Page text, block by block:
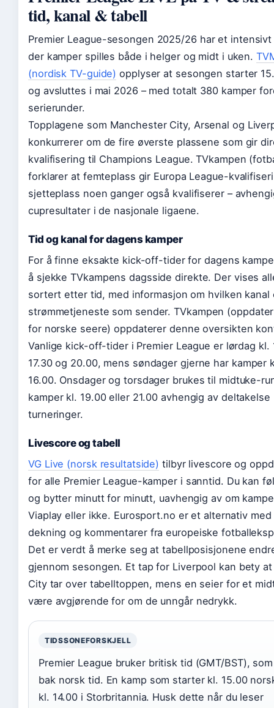
tid, kanal & tabell
Premier League-sesongen 2025/26 har et intensivt
der kamper spilles både i helger og midt i uken.
(nordisk TV-guide) opplyser at sesongen starter
og avsluttes i mai 2026 – med totalt 380 kamper
serierunder.
Topplagene som Manchester City, Arsenal og
konkurrerer om de fire øverste plassene som gir
kvalifisering til Champions League. TVkampen
forklarer at femteplass gir Europa League-
sjetteplass noen ganger også kvalifiserer –
cupresultater i de nasjonale ligaene.
Tid og kanal for dagens kamper
For å finne eksakte kick-off-tider for dagens
å sjekke TVkampens dagsside direkte. Der vises
sortert etter tid, med informasjon om hvilken kanal
strømmetjeneste som sender. TVkampen
for norske seere) oppdaterer denne oversikten
Vanlige kick-off-tider i Premier League er lørdag kl.
17.30 og 20.00, mens søndager gjerne har kamper
16.00. Onsdager og torsdager brukes til midtuke-
kamper kl. 19.00 eller 21.00 avhengig av
turneringer.
Livescore og tabell
VG Live (norsk resultatside) tilbyr livescore og
for alle Premier League-kamper i sanntid. Du kan
og bytter minutt for minutt, uavhengig av om
Viaplay eller ikke. Eurosport.no er et alternativ
dekning og kommentarer fra europeiske
Det er verdt å merke seg at tabellposisjonene
gjennom sesongen. Et tap for Liverpool kan bety
City tar over tabelltoppen, mens en seier for et
være avgjørende for om de unngår nedrykk.
TIDSSONEFORSKJELL
Premier League bruker britisk tid (GMT/BST),
bak norsk tid. En kamp som starter kl. 15.00
kl. 14.00 i Storbritannia. Husk dette når du leser